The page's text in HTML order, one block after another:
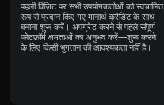
पहली विज़िट पर सभी उपयोगकर्ताओं को स्वचालित
रूप से प्रदान किए गए मानार्थ क्रेडिट के साथ
बनाना शुरू करें। अपग्रेड करने से पहले संपूर्ण
प्लेटफ़ॉर्म क्षमताओं का अनुभव करें—शुरू करने
के लिए किसी भुगतान की आवश्यकता नहीं है।